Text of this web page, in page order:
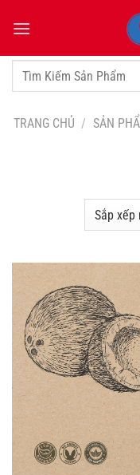
qua
dungTìm
TRANG CHỦ / SẢN